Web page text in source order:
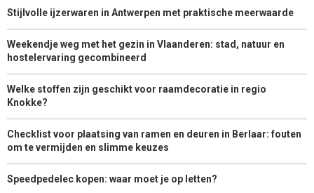
Stijlvolle ijzerwaren in Antwerpen met praktische meerwaarde
Weekendje weg met het gezin in Vlaanderen: stad, natuur en
hostelervaring gecombineerd
Welke stoffen zijn geschikt voor raamdecoratie in regio
Knokke?
Checklist voor plaatsing van ramen en deuren in Berlaar: fouten
om te vermijden en slimme keuzes
Speedpedelec kopen: waar moet je op letten?